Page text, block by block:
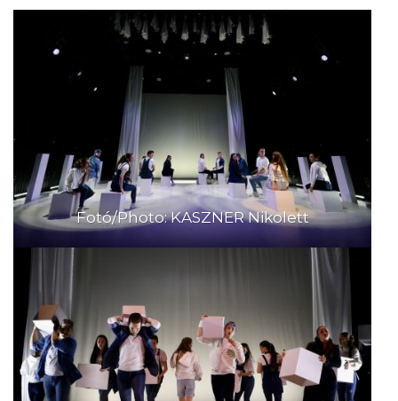
Fotó/Photo: KASZNER Nikolett